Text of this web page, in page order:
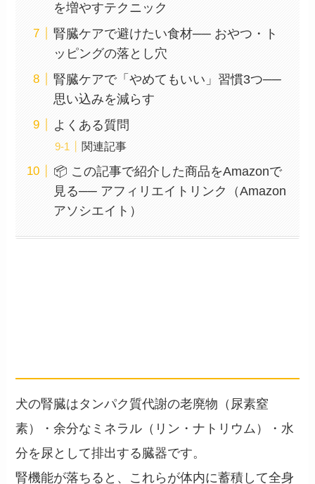
を増やすテクニック
腎臓ケアで避けたい食材── おやつ・ト
ッピングの落とし穴
腎臓ケアで「やめてもいい」習慣3つ──
思い込みを減らす
よくある質問
関連記事
📦 この記事で紹介した商品をAmazonで
見る── アフィリエイトリンク（Amazon
アソシエイト）
犬の腎臓はタンパク質代謝の老廃物（尿素窒
素）・余分なミネラル（リン・ナトリウム）・水
分を尿として排出する臓器です。
腎機能が落ちると、これらが体内に蓄積して全身